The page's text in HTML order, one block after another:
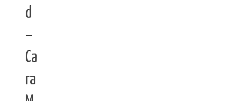
d
–
Ca
ra